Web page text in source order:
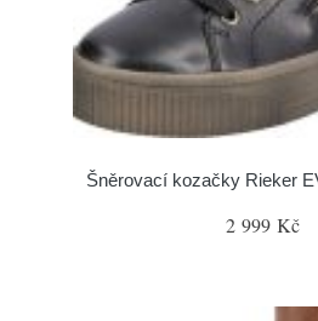
Šněrovací kozačky Rieker
2 999 Kč